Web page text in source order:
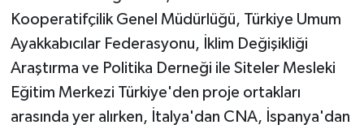
Kooperatifçilik Genel Müdürlüğü, Türkiye Umum
Ayakkabıcılar Federasyonu, İklim Değişikliği
Araştırma ve Politika Derneği ile Siteler Mesleki
Eğitim Merkezi Türkiye'den proje ortakları
arasında yer alırken, İtalya'dan CNA, İspanya'dan